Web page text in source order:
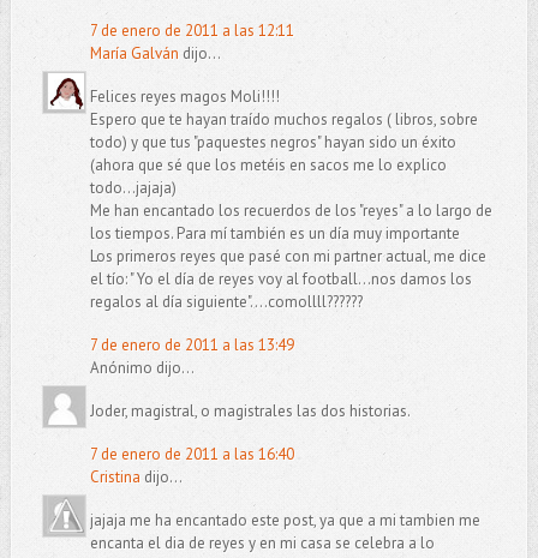
7 de enero de 2011 a las 12:11
María Galván dijo...
Felices reyes magos Moli!!!!
Espero que te hayan traído muchos regalos ( libros, sobre
todo) y que tus "paquestes negros" hayan sido un éxito
(ahora que sé que los metéis en sacos me lo explico
todo...jajaja)
Me han encantado los recuerdos de los "reyes" a lo largo de
los tiempos. Para mí también es un día muy importante
Los primeros reyes que pasé con mi partner actual, me dice
el tío: " Yo el día de reyes voy al football...nos damos los
regalos al día siguiente"....comollll??????
7 de enero de 2011 a las 13:49
Anónimo dijo...
Joder, magistral, o magistrales las dos historias.
7 de enero de 2011 a las 16:40
Cristina dijo...
jajaja me ha encantado este post, ya que a mi tambien me
encanta el dia de reyes y en mi casa se celebra a lo